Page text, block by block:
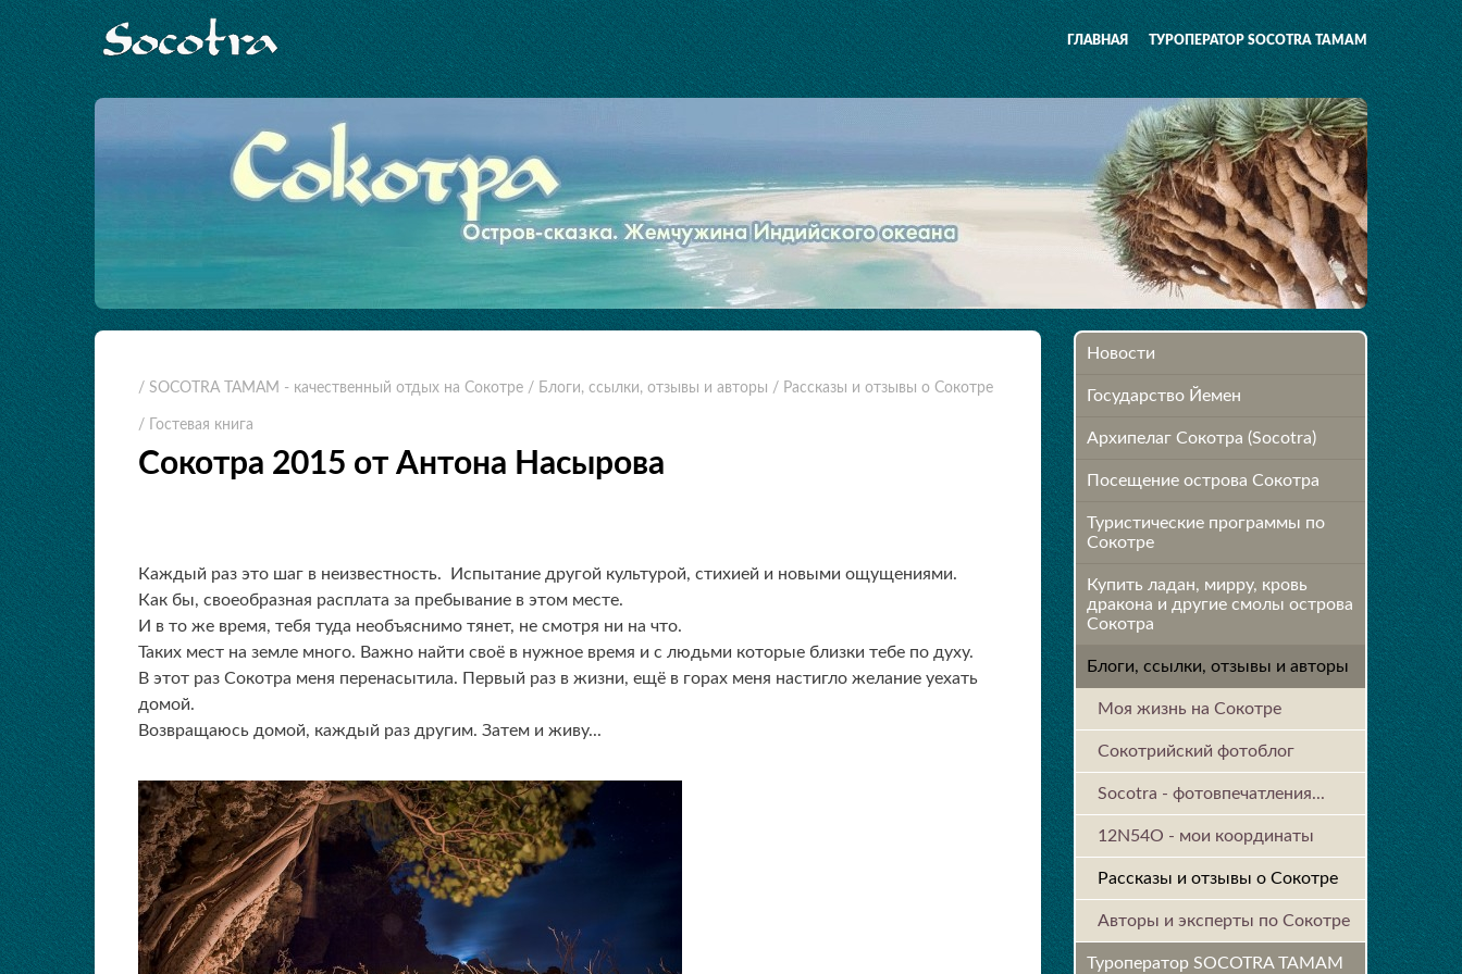
ГЛАВНАЯ ТУРОПЕРАТОР SOCOTRA TAMAM
/ SOCOTRA TAMAM - качественный отдых на Сокотре / Блоги, ссылки, отзывы и авторы / Рассказы и отзывы о Сокотре
/ Гостевая книга
Сокотра 2015 от Антона Насырова
Каждый раз это шаг в неизвестность. Испытание другой культурой, стихией и новыми ощущениями.
Как бы, своеобразная расплата за пребывание в этом месте.
И в то же время, тебя туда необъяснимо тянет, не смотря ни на что.
Таких мест на земле много. Важно найти своё в нужное время и с людьми которые близки тебе по духу.
В этот раз Сокотра меня перенасытила. Первый раз в жизни, ещё в горах меня настигло желание уехать
домой.
Возвращаюсь домой, каждый раз другим. Затем и живу...
Новости
Государство Йемен
Архипелаг Сокотра (Socotra)
Посещение острова Cокотра
Туристические программы по
Сокотре
Купить ладан, мирру, кровь
дракона и другие смолы острова
Сокотра
Блоги, ссылки, отзывы и авторы
Моя жизнь на Сокотре
Сокотрийский фотоблог
Socotra - фотовпечатления...
12N54O - мои координаты
Рассказы и отзывы о Сокотре
Авторы и эксперты по Сокотре
Туроператор SOCOTRA TAMAM